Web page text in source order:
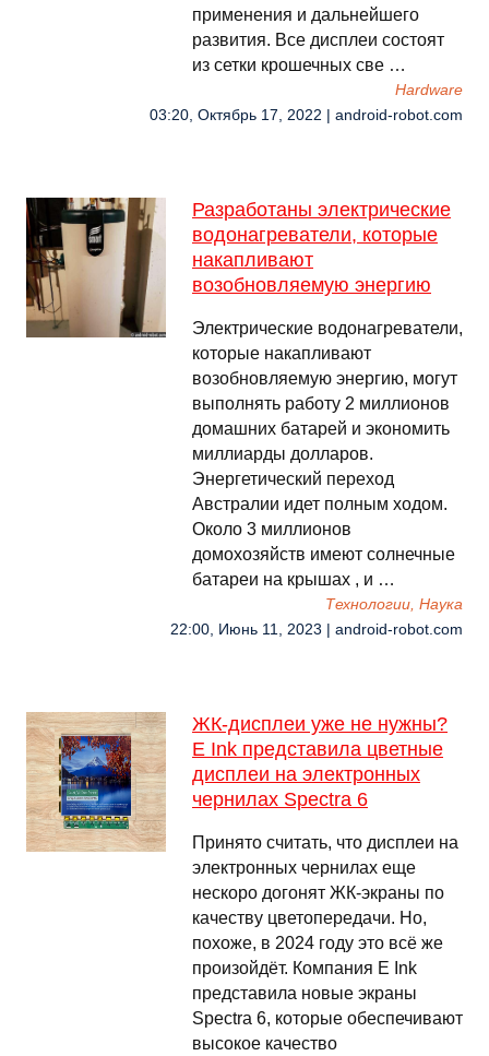
применения и дальнейшего
развития. Все дисплеи состоят
из сетки крошечных све …
Hardware
03:20, Октябрь 17, 2022 | android-robot.com
Разработаны электрические
водонагреватели, которые
накапливают
возобновляемую энергию
Электрические водонагреватели,
которые накапливают
возобновляемую энергию, могут
выполнять работу 2 миллионов
домашних батарей и экономить
миллиарды долларов.
Энергетический переход
Австралии идет полным ходом.
Около 3 миллионов
домохозяйств имеют солнечные
батареи на крышах , и …
Технологии, Наука
22:00, Июнь 11, 2023 | android-robot.com
ЖК-дисплеи уже не нужны?
E Ink представила цветные
дисплеи на электронных
чернилах Spectra 6
Принято считать, что дисплеи на
электронных чернилах еще
нескоро догонят ЖК-экраны по
качеству цветопередачи. Но,
похоже, в 2024 году это всё же
произойдёт. Компания E Ink
представила новые экраны
Spectra 6, которые обеспечивают
высокое качество